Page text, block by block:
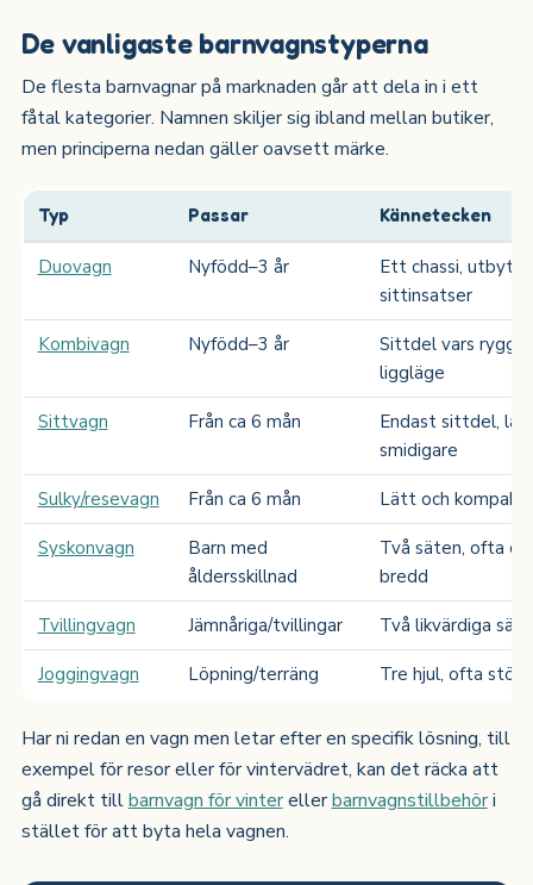
De vanligaste barnvagnstyperna
De flesta barnvagnar på marknaden går att dela in i ett
fåtal kategorier. Namnen skiljer sig ibland mellan butiker,
men principerna nedan gäller oavsett märke.
Typ Passar Kännetecken
Duovagn Nyfödd–3 år
Ett chassi,
sittinsatser
Kombivagn Nyfödd–3 år
Sittdel vars rygg
liggläge
Sittvagn Från ca 6 mån
Endast sittdel,
smidigare
Sulky/resevagn Från ca 6 mån Lätt och
Syskonvagn
Barn med
åldersskillnad
Två säten, ofta
bredd
Tvillingvagn Jämnåriga/tvillingar Två likvärdiga
Joggingvagn Löpning/terräng Tre hjul, ofta
Har ni redan en vagn men letar efter en specifik lösning, till
exempel för resor eller för vintervädret, kan det räcka att
gå direkt tillbarnvagn för vinterellerbarnvagnstillbehöri
stället för att byta hela vagnen.